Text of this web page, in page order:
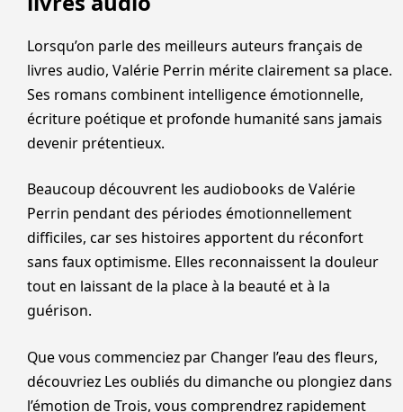
Lorsqu’on parle des meilleurs auteurs français de
livres audio, Valérie Perrin mérite clairement sa place.
Ses romans combinent intelligence émotionnelle,
écriture poétique et profonde humanité sans jamais
devenir prétentieux.
Beaucoup découvrent les audiobooks de Valérie
Perrin pendant des périodes émotionnellement
difficiles, car ses histoires apportent du réconfort
sans faux optimisme. Elles reconnaissent la douleur
tout en laissant de la place à la beauté et à la
guérison.
Que vous commenciez par Changer l’eau des fleurs,
découvriez Les oubliés du dimanche ou plongiez dans
l’émotion de Trois, vous comprendrez rapidement